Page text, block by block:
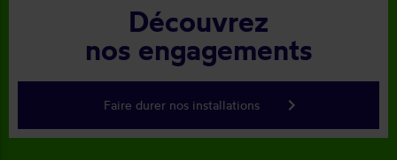
Découvrez
nos engagements
Faire durer nos installations keyboard_arrow_right